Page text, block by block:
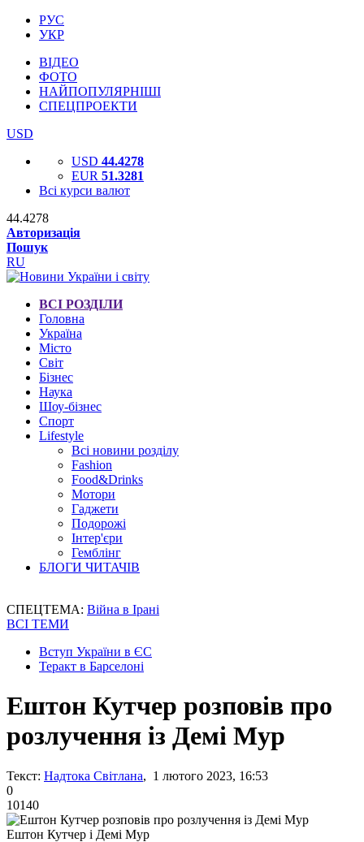
РУС
УКР
ВІДЕО
ФОТО
НАЙПОПУЛЯРНІШІ
СПЕЦПРОЕКТИ
USD
USD 44.4278
EUR 51.3281
Всі курси валют
44.4278
Авторизація
Пошук
RU
ВСІ РОЗДІЛИ
Головна
Україна
Місто
Світ
Бізнес
Наука
Шоу-бізнес
Спорт
Lifestyle
Всі новини розділу
Fashion
Food&Drinks
Мотори
Гаджети
Подорожі
Інтер'єри
Гемблінг
БЛОГИ ЧИТАЧІВ
СПЕЦТЕМА: Війна в Ірані
ВСІ ТЕМИ
Вступ України в ЄС
Теракт в Барселоні
Ештон Кутчер розповів про
розлучення із Демі Мур
Текст: Надтока Світлана, 1 лютого 2023, 16:53
0
10140
Ештон Кутчер і Демі Мур